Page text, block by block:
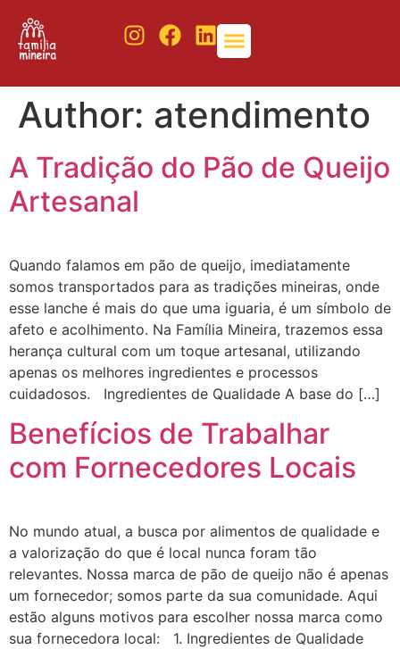
Author: atendimento
A Tradição do Pão de Queijo
Artesanal
Quando falamos em pão de queijo, imediatamente
somos transportados para as tradições mineiras, onde
esse lanche é mais do que uma iguaria, é um símbolo de
afeto e acolhimento. Na Família Mineira, trazemos essa
herança cultural com um toque artesanal, utilizando
apenas os melhores ingredientes e processos
cuidadosos. Ingredientes de Qualidade A base do […]
Benefícios de Trabalhar
com Fornecedores Locais
No mundo atual, a busca por alimentos de qualidade e
a valorização do que é local nunca foram tão
relevantes. Nossa marca de pão de queijo não é apenas
um fornecedor; somos parte da sua comunidade. Aqui
estão alguns motivos para escolher nossa marca como
sua fornecedora local: 1. Ingredientes de Qualidade